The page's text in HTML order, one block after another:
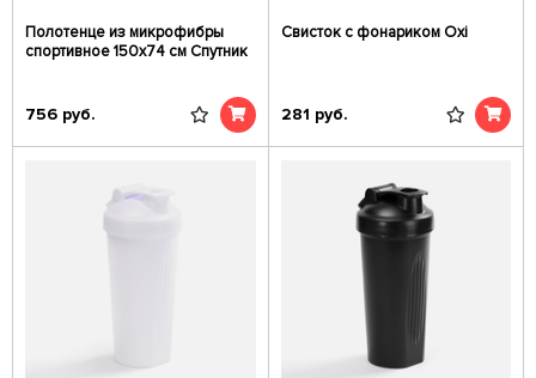
Полотенце из микрофибры
спортивное 150х74 см Спутник
756 руб.
Свисток с фонариком Oxi
281 руб.